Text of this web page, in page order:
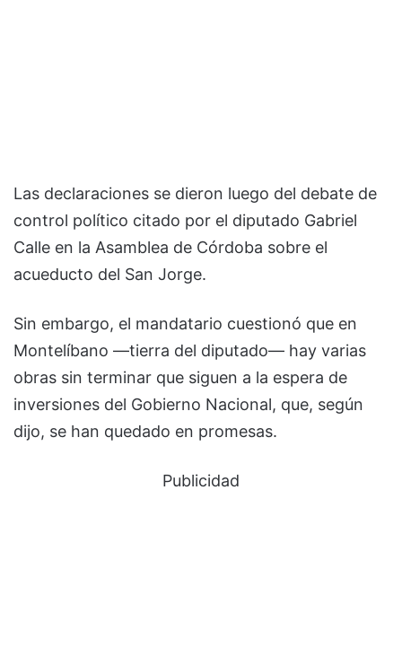
Las declaraciones se dieron luego del debate de
control político citado por el diputado Gabriel
Calle en la Asamblea de Córdoba sobre el
acueducto del San Jorge.
Sin embargo, el mandatario cuestionó que en
Montelíbano —tierra del diputado— hay varias
obras sin terminar que siguen a la espera de
inversiones del Gobierno Nacional, que, según
dijo, se han quedado en promesas.
Publicidad